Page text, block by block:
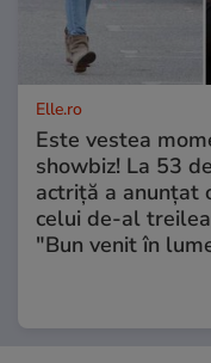
Elle.ro
Este vestea
showbiz! La 53
actriță a anunțat
celui de-al
"Bun venit în